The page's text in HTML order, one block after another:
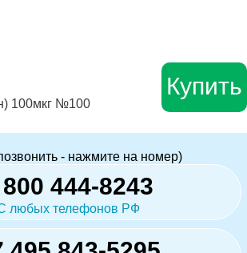
100мкг №100
Купить
- нажмите на номер)
444-8243
любых телефонов РФ